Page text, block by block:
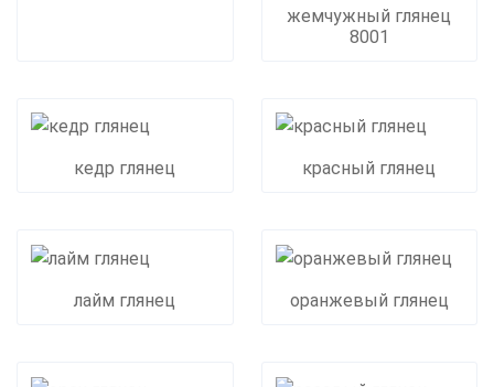
жемчужный глянец
8001
кедр глянец красный глянец
лайм глянец оранжевый глянец